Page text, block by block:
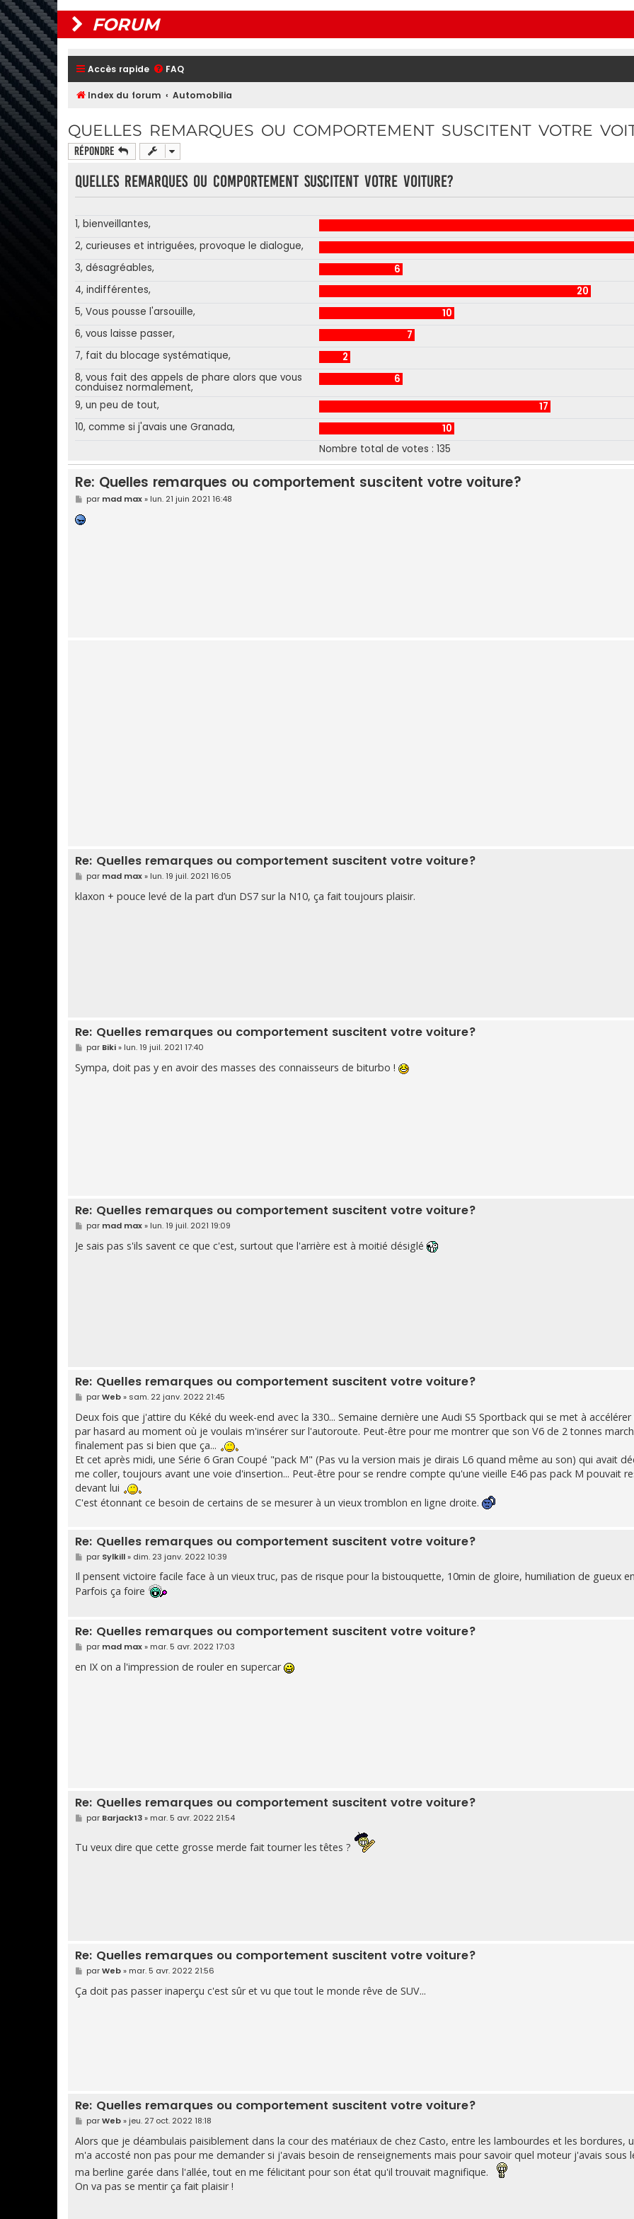
FORUM
Accès rapide FAQ
Index du forum Automobilia
QUELLES REMARQUES OU COMPORTEMENT SUSCITENT VOTRE
Répondre
Quelles remarques ou comportement suscitent votre voiture?
1, bienveillantes,
2, curieuses et intriguées, provoque le dialogue,
3, désagréables,
6
4, indifférentes,
20
5, Vous pousse l'arsouille,
10
6, vous laisse passer,
7
7, fait du blocage systématique,
2
8, vous fait des appels de phare alors que vous
conduisez normalement,
6
9, un peu de tout, 17
10, comme si j'avais une Granada,
10
Nombre total de votes : 135
Re: Quelles remarques ou comportement suscitent votre voiture?
M
e
s
s
par mad max» lun. 21 juin 2021 16:48
Re: Quelles remarques ou comportement suscitent votre voiture?
M
e
s
s
par mad max» lun. 19 juil. 2021 16:05
klaxon + pouce levé de la part d’un DS7 sur la N10, ça fait toujours plaisir.
Re: Quelles remarques ou comportement suscitent votre voiture?
M
e
s
s
par Biki» lun. 19 juil. 2021 17:40
Sympa, doit pas y en avoir des masses des connaisseurs de biturbo !
Re: Quelles remarques ou comportement suscitent votre voiture?
M
e
s
s
par mad max» lun. 19 juil. 2021 19:09
Je sais pas s'ils savent ce que c'est, surtout que l'arrière est à moitié désiglé
Re: Quelles remarques ou comportement suscitent votre voiture?
M
e
s
s
a
g
e
parWeb» sam. 22 janv. 2022 21:45
Deux fois que j'attire du Kéké du week-end avec la 330... Semaine dernière une Audi S5 Sportback qui se met à
par hasard au moment où je voulais m'insérer sur l'autoroute. Peut-être pour me montrer que son V6 de 2 tonnes
finalement pas si bien que ça...
Et cet après midi, une Série 6 Gran Coupé "pack M" (Pas vu la version mais je dirais L6 quand même au son) qui avait
me coller, toujours avant une voie d'insertion... Peut-être pour se rendre compte qu'une vieille E46 pas pack M pouvait
devant lui
C'est étonnant ce besoin de certains de se mesurer à un vieux tromblon en ligne droite.
Re: Quelles remarques ou comportement suscitent votre voiture?
M
e
s
s
a
par Sylkill» dim. 23 janv. 2022 10:39
Il pensent victoire facile face à un vieux truc, pas de risque pour la bistouquette, 10min de gloire, humiliation de gueux
Parfois ça foire
Re: Quelles remarques ou comportement suscitent votre voiture?
M
e
s
s
par mad max» mar. 5 avr. 2022 17:03
en IX on a l'impression de rouler en supercar
Re: Quelles remarques ou comportement suscitent votre voiture?
M
e
s
a
par Barjack13» mar. 5 avr. 2022 21:54
Tu veux dire que cette grosse merde fait tourner les têtes ?
Re: Quelles remarques ou comportement suscitent votre voiture?
M
e
s
s
parWeb» mar. 5 avr. 2022 21:56
Ça doit pas passer inaperçu c'est sûr et vu que tout le monde rêve de SUV...
Re: Quelles remarques ou comportement suscitent votre voiture?
M
e
s
s
a
e
parWeb» jeu. 27 oct. 2022 18:18
Alors que je déambulais paisiblement dans la cour des matériaux de chez Casto, entre les lambourdes et les bordures,
m'a accosté non pas pour me demander si j'avais besoin de renseignements mais pour savoir quel moteur j'avais sous
ma berline garée dans l'allée, tout en me félicitant pour son état qu'il trouvait magnifique.
On va pas se mentir ça fait plaisir !